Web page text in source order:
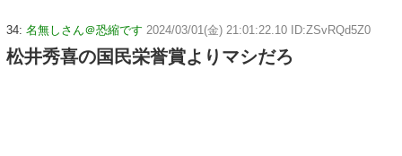
34: 名無しさん＠恐縮です 2024/03/01(金) 21:01:22.10 ID:ZSvRQd5Z0
松井秀喜の国民栄誉賞よりマシだろ